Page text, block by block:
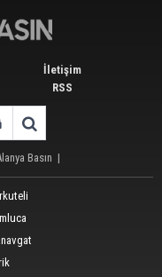
İletişim
RSS
Basın |